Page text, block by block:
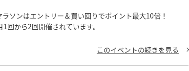
ソンはエントリー＆買い回りでポイント最大10倍！
回から2回開催されています。
このイベントの続きを見る